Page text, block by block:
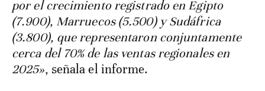
por el crecimiento registrado en Egipto
(7.900), Marruecos (5.500) y Sudáfrica
(3.800), que representaron conjuntamente
cerca del 70% de las ventas regionales en
2025», señala el informe.